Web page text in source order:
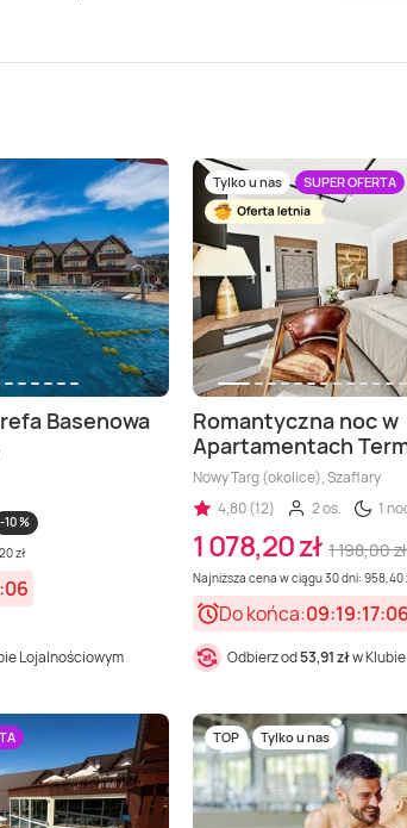
Basenowa
-10 %
zł
Lojalnościowym
Tylko u nas SUPER OFERTA
Romantyczna noc w
Apartamentach
Nowy Targ (okolice), Szaflary
4,80 (12)
2 os. 1
1 078,20 zł 1 198,00 zł
Najniższa cena w ciągu 30 dni: 958,40
Do końca:09:19:17:04
Odbierz od53,91 złw
TOP Tylko u nas